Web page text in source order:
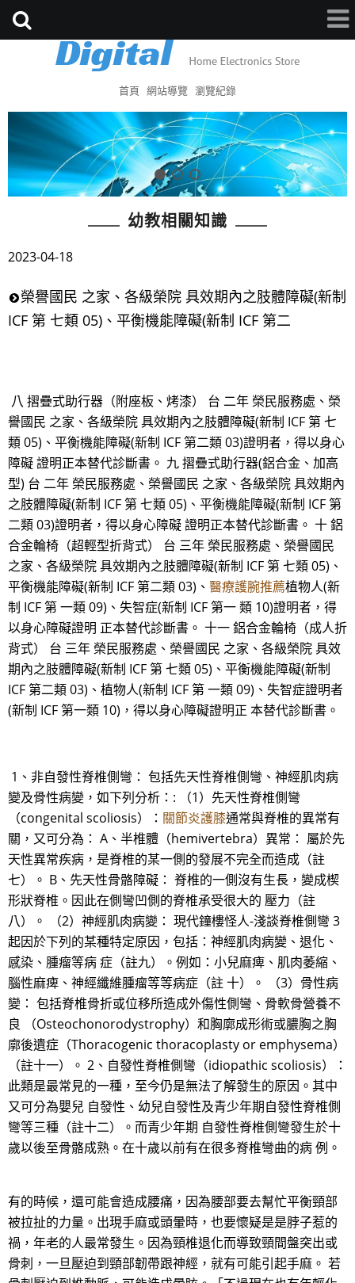
首頁 網站導覽 瀏覽紀錄
幼教相關知識
2023-04-18
榮譽國民 之家、各級榮院 具效期內之肢體障礙(新制
ICF 第 七類 05)、平衡機能障礙(新制 ICF 第二
八 摺疊式助行器（附座板、烤漆） 台 二年 榮民服務處、榮
譽國民 之家、各級榮院 具效期內之肢體障礙(新制 ICF 第 七
類 05)、平衡機能障礙(新制 ICF 第二類 03)證明者，得以身心
障礙 證明正本替代診斷書。 九 摺疊式助行器(鋁合金、加高
型) 台 二年 榮民服務處、榮譽國民 之家、各級榮院 具效期內
之肢體障礙(新制 ICF 第 七類 05)、平衡機能障礙(新制 ICF 第
二類 03)證明者，得以身心障礙 證明正本替代診斷書。 十 鋁
合金輪椅（超輕型折背式） 台 三年 榮民服務處、榮譽國民
之家、各級榮院 具效期內之肢體障礙(新制 ICF 第 七類 05)、
平衡機能障礙(新制 ICF 第二類 03)、 醫療護腕推薦植物人(新
制 ICF 第 一類 09)、失智症(新制 ICF 第一 類 10)證明者，得
以身心障礙證明 正本替代診斷書。 十一 鋁合金輪椅（成人折
背式） 台 三年 榮民服務處、榮譽國民 之家、各級榮院 具效
期內之肢體障礙(新制 ICF 第 七類 05)、平衡機能障礙(新制
ICF 第二類 03)、植物人(新制 ICF 第 一類 09)、失智症證明者
(新制 ICF 第一類 10)，得以身心障礙證明正 本替代診斷書。
1、非自發性脊椎側彎： 包括先天性脊椎側彎、神經肌肉病
變及骨性病變，如下列分析：: （1）先天性脊椎側彎
（congenital scoliosis）： 關節炎護膝通常與脊椎的異常有
關，又可分為： A、半椎體（hemivertebra）異常： 屬於先
天性異常疾病，是脊椎的某一側的發展不完全而造成（註
七）。 B、先天性骨骼障礙： 脊椎的一側沒有生長，變成楔
形狀脊椎。因此在側彎凹側的脊椎承受很大的 壓力（註
八）。 （2）神經肌肉病變： 現代鐘樓怪人-淺談脊椎側彎 3
起因於下列的某種特定原因，包括：神經肌肉病變、退化、
感染、腫瘤等病 症（註九）。例如：小兒麻痺、肌肉萎縮、
腦性麻痺、神經纖維腫瘤等等病症（註 十）。 （3）骨性病
變： 包括脊椎骨折或位移所造成外傷性側彎、骨軟骨營養不
良 （Osteochonorodystrophy）和胸廓成形術或膿胸之胸
廓後遺症（Thoracogenic thoracoplasty or emphysema）
（註十一）。 2、自發性脊椎側彎（idiopathic scoliosis）：
此類是最常見的一種，至今仍是無法了解發生的原因。其中
又可分為嬰兒 自發性、幼兒自發性及青少年期自發性脊椎側
彎等三種（註十二）。而青少年期 自發性脊椎側彎發生於十
歲以後至骨骼成熟。在十歲以前有在很多脊椎彎曲的病 例。
有的時候，還可能會造成腰痛，因為腰部要去幫忙平衡頸部
被拉扯的力量。出現手麻或頭暈時，也要懷疑是是脖子惹的
禍，年老的人最常發生。因為頸椎退化而導致頸間盤突出或
骨刺，一旦壓迫到頸部韌帶跟神經，就有可能引起手麻。 若